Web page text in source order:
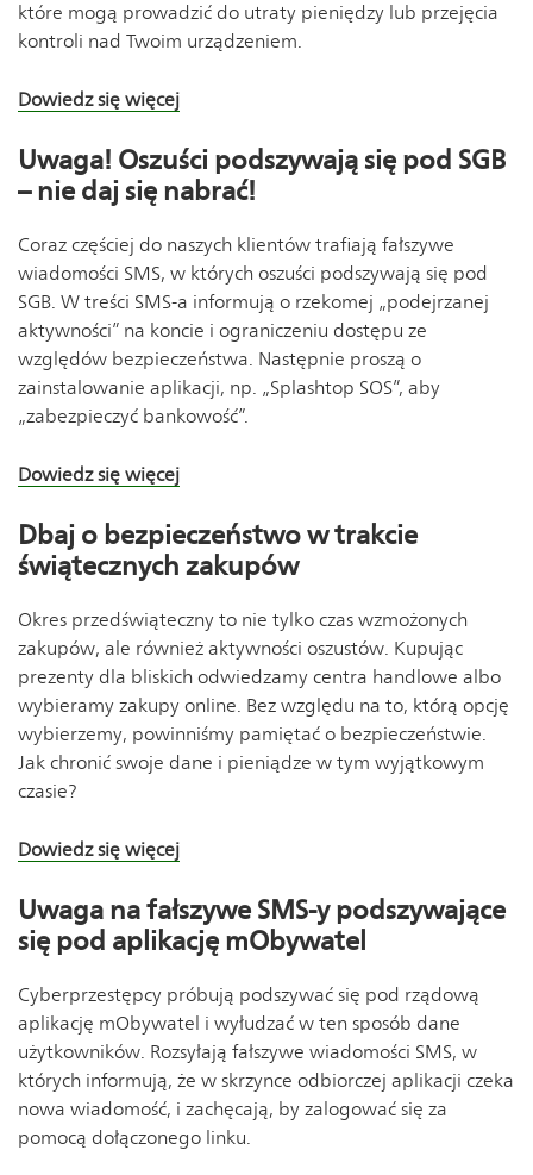
które mogą prowadzić do utraty pieniędzy lub przejęcia
kontroli nad Twoim urządzeniem.
Dowiedz się więcej
Uwaga! Oszuści podszywają się pod SGB
– nie daj się nabrać!
Coraz częściej do naszych klientów trafiają fałszywe
wiadomości SMS, w których oszuści podszywają się pod
SGB. W treści SMS-a informują o rzekomej „podejrzanej
aktywności” na koncie i ograniczeniu dostępu ze
względów bezpieczeństwa. Następnie proszą o
zainstalowanie aplikacji, np. „Splashtop SOS”, aby
„zabezpieczyć bankowość”.
Dowiedz się więcej
Dbaj o bezpieczeństwo w trakcie
świątecznych zakupów
Okres przedświąteczny to nie tylko czas wzmożonych
zakupów, ale również aktywności oszustów. Kupując
prezenty dla bliskich odwiedzamy centra handlowe albo
wybieramy zakupy online. Bez względu na to, którą opcję
wybierzemy, powinniśmy pamiętać o bezpieczeństwie.
Jak chronić swoje dane i pieniądze w tym wyjątkowym
czasie?
Dowiedz się więcej
Uwaga na fałszywe SMS-y podszywające
się pod aplikację mObywatel
Cyberprzestępcy próbują podszywać się pod rządową
aplikację mObywatel i wyłudzać w ten sposób dane
użytkowników. Rozsyłają fałszywe wiadomości SMS, w
których informują, że w skrzynce odbiorczej aplikacji czeka
nowa wiadomość, i zachęcają, by zalogować się za
pomocą dołączonego linku.